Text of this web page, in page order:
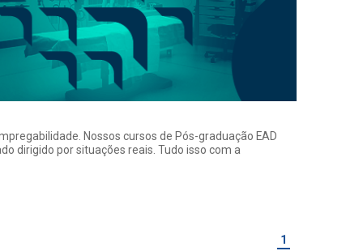
Nossos cursos de Pós-graduação EAD
dirigido por situações reais. Tudo isso com a
1